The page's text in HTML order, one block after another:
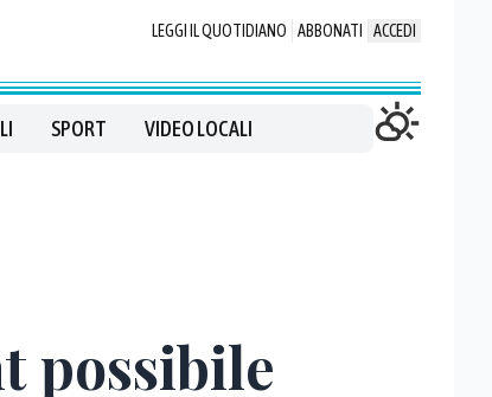
LEGGI IL QUOTIDIANO ABBONATI ACCEDI
SPORT VIDEO LOCALI
possibile